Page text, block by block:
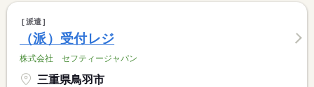
派遣
（派）受付レジ
株式会社 セフティージャパン
三重県鳥羽市